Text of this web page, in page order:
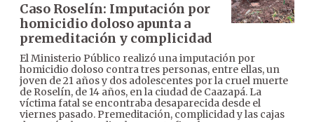
Caso Roselín: Imputación por
homicidio doloso apunta a
premeditación y complicidad
El Ministerio Público realizó una imputación por
homicidio doloso contra tres personas, entre ellas, un
joven de 21 años y dos adolescentes por la cruel muerte
de Roselín, de 14 años, en la ciudad de Caazapá. La
víctima fatal se encontraba desaparecida desde el
viernes pasado. Premeditación, complicidad y las cajas